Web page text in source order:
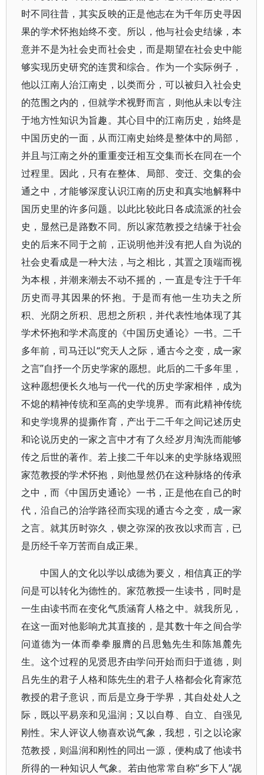
时不同往昔，其实反映的正是他志在为千年历史寻因
果的学术怀抱始终不变。所以，他与社会史结缘，本
意并不是为社会史而社会史，而是期望在社会史中能
够实现历史研究的连贯和综合。作为一个实际例子，
他以江南人治江南史，以类而分，可以被归入社会史
的范围之内的，但就学术视野而言，则他从未以专注
于地方性知识为旨趣。其心目中的江南历史，始终是
中国历史的一面，从而江南史始终是整体中的局部，
并且与江南之外的重重变迁相互交集而长在同在一个
过程里。因此，只有在整体、局部、变迁、交集的会
通之中，才能够深度认识江南的历史和真实地解释中
国历史里的许多问题。以此比较此日各成流派的社会
史，显然已是路数不同。所以家范教授之结缘于社会
史的后来不同于之前，正说明他并没有把人自为说的
社会史看成是一种大法，与之相比，其置之顶端而视
为本根，并潮来潮去不动不摇的，一直是专注于千年
历史而寻其因果的怀抱。于是而有他一生功夫之所
积、光阴之所积、思想之所积，并代表性地体现了其
学术怀抱和学术高度的《中国历史通论》一书。二千
多年前，司马迁以“究天人之际，通古今之变，成一家
之言”自抒一个历史学家的愿想。此后的二千多年里，
这种愿想便长久地与一代一代的历史学家相伴，成为
不熄的精神传统和至高的史学境界。而有此精神传统
和史学境界的提撕作育，产出于二千年之间记述历史
和论说历史的一家之言中才有了久经岁月淘洗而能够
传之后世的著作。若上接二千年以来的史学脉络观照
家范教授的学术怀抱，则他显然仍在这种脉络的传承
之中，而《中国历史通论》一书，正是他在自己的时
代，沿自己的治学路径而实现的通古今之变，成一家
之言。就其历时弥久，锲之弥深的孜孜以求而言，已
是历经千辛万苦而自成正果。
中国人的文化以学以成德为要义，相信真正的学
问是可以转化为德性的。家范教授一生读书，同时是
一生由读书而在变化气质涵育人格之中。就我所见，
在这一面对他影响尤其直接的，是其数十年之间合学
问道德为一体而拳拳服膺的吕思勉先生和陈旭麓先
生。这个过程的见贤思齐由学问开始而归于道德，则
吕先生的君子人格和陈先生的君子人格都会化育家范
教授的君子意识，而后是立身于学界，其自处处人之
际，既以平易亲和见温润；又以自尊、自立、自强见
刚性。宋人评议人物喜欢说气象，我想，引之以论家
范教授，则温润和刚性的同出一源，便构成了他读书
所得的一种知识人气象。若由他常常自称“乡下人”觇